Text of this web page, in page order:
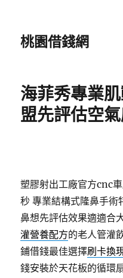
桃園借錢網
海菲秀專業
盟先評估空
塑膠射出工廠官方cnc
秒 專業結構式隆鼻手術
鼻想先評估效果適適合
灌營養配方的老人管灌
鋪借錢最佳選擇刷卡換
錢安裝於天花板的循環